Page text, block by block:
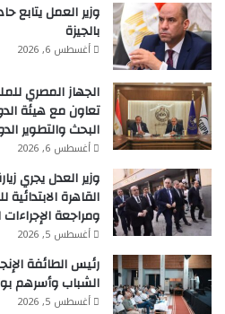
وزير العمل يتابع
بالجيزة
أغسطس 6, 2026
الجهاز المصري
تعاون مع هيئة
البحث والتطوير
أغسطس 6, 2026
وزير العدل يجري
القاهرة
ومراجعة
أغسطس 5, 2026
رئيس الطائفة
الشباب وأسرهم
أغسطس 5, 2026